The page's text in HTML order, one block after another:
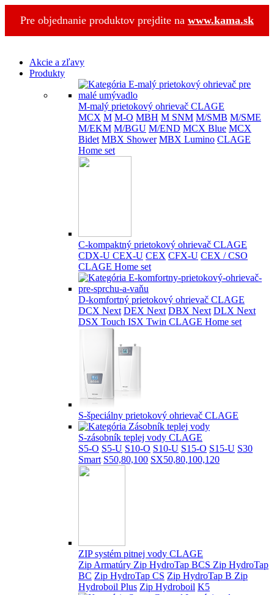
Pre objednanie produktov prejdite na www.kama.sk
Akcie a zľavy
Produkty
M-malý prietokový ohrievač CLAGE
MCX M M-O MBH M SNM M/SMB M/SME
M/EKM M/BGU M/END MCX Blue MCX
Bidet MBX Shower MBX Lumino CLAGE
Home set
C-kompaktný prietokový ohrievač CLAGE
CDX-U CEX-U CEX CFX-U CEX / CSO
CLAGE Home set
D-komfortný prietokový ohrievač CLAGE
DCX Next DEX Next DBX Next DLX Next
DSX Touch ISX Twin CLAGE Home set
S-špeciálny prietokový ohrievač CLAGE
S-zásobník teplej vody CLAGE
S5-O S5-U S10-O S10-U S15-O S15-U S30
Smart S50,80,100 SX50,80,100,120
ZIP systém pitnej vody CLAGE
Zip Armatúry Zip HydroTap BCS Zip HydroTap
BC Zip HydroTap CS Zip HydroTap B Zip
Hydroboil Plus Zip Hydroboil K5